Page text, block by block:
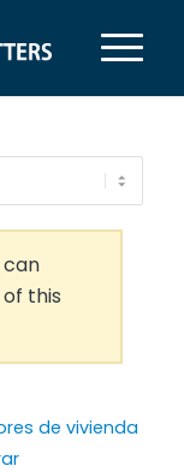
this
de vivienda